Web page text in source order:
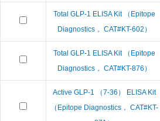
Total GLP-1 ELISA Kit （Epitope
Diagnostics， CAT#KT-602）
Total GLP-1 ELISA Kit （Epitope
Diagnostics， CAT#KT-876）
Active GLP-1 （7-36） ELISA Kit
（Epitope Diagnostics， CAT#KT-